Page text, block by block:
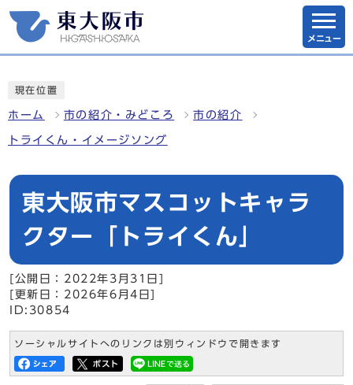
メニュー
現在位置
ホーム 市の紹介・みどころ 市の紹介
トライくん・イメージソング
東大阪市マスコットキャラ
クター「トライくん」
[公開日：2022年3月31日]
[更新日：2026年6月4日]
ID:30854
ソーシャルサイトへのリンクは別ウィンドウで開きます